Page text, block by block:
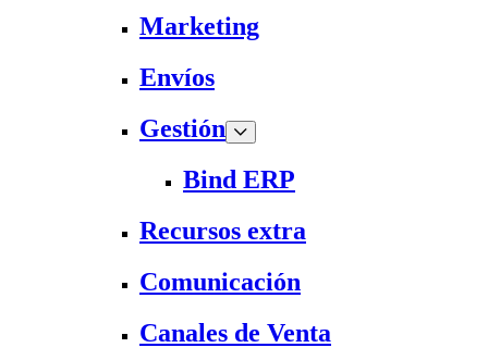
Marketing
Envíos
Gestión
Bind ERP
Recursos extra
Comunicación
Canales de Venta